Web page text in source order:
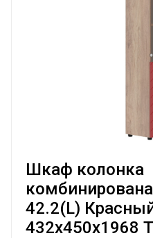
Шкаф колонка
42.2(L)
432х450х1968